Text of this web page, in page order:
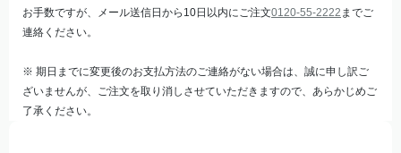
お手数ですが、メール送信日から10日以内にご注文0120-55-2222 までご
連絡ください。
※ 期日までに変更後のお支払方法のご連絡がない場合は、誠に申し訳ご
ざいませんが、ご注文を取り消しさせていただきますので、あらかじめご
了承ください。